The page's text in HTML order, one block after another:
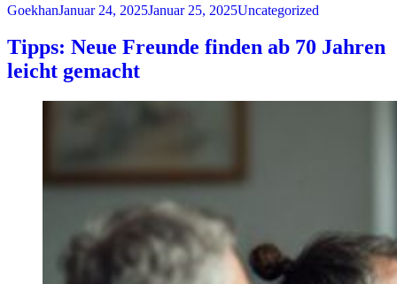
Posted by
GoekhanJanuar 24, 2025Januar 25, 2025Posted in
Uncategorized
Tipps: Neue Freunde finden ab 70 Jahren
leicht gemacht